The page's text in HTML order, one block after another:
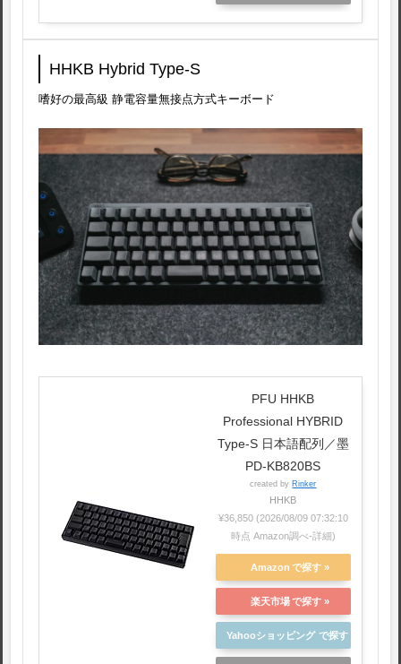
HHKB Hybrid Type-S
嗜好の最高級 静電容量無接点方式キーボード
PFU HHKB
Professional HYBRID
Type-S 日本語配列／墨
PD-KB820BS
created by Rinker
HHKB
¥36,850 (2026/08/09 07:32:10
時点 Amazon調べ-詳細)
Amazon
楽天市場
Yahooショッピング